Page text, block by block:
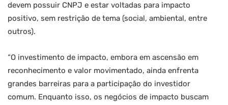
devem possuir CNPJ e estar voltadas para impacto
positivo, sem restrição de tema (social, ambiental, entre
outros).
“O investimento de impacto, embora em ascensão em
reconhecimento e valor movimentado, ainda enfrenta
grandes barreiras para a participação do investidor
comum. Enquanto isso, os negócios de impacto buscam